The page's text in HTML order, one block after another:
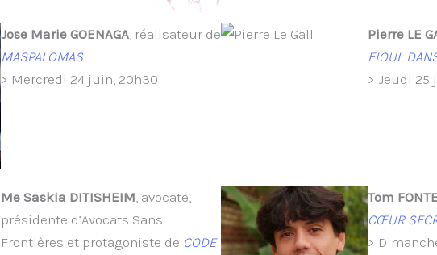
Jose Marie GOENAGA, réalisateur de
MASPALOMAS
> Mercredi 24 juin, 20h30
Pierre LE
FIOUL
> Jeudi 25
Me Saskia DITISHEIM, avocate,
présidente d’Avocats Sans
Frontières et protagoniste de CODE
Tom
CŒUR
>